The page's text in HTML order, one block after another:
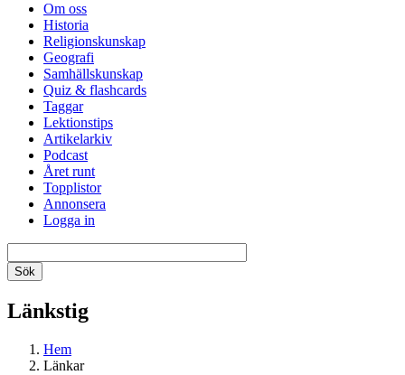
Om oss
Historia
Religionskunskap
Geografi
Samhällskunskap
Quiz & flashcards
Taggar
Lektionstips
Artikelarkiv
Podcast
Året runt
Topplistor
Annonsera
Logga in
Länkstig
Hem
Länkar